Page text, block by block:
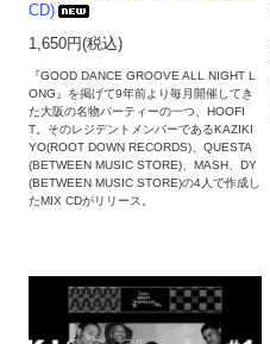
CD)
1,650円(税込)
『GOOD DANCE GROOVE ALL NIGHT L
ONG』を掲げて9年前より毎月開催してき
た大阪の名物パーティーの一つ、HOOFI
T。そのレジデントメンバーであるKAZIKI
YO(ROOT DOWN RECORDS)、QUESTA
(BETWEEN MUSIC STORE)、MASH、DY
(BETWEEN MUSIC STORE)の4人で作成し
たMIX CDがリリース。